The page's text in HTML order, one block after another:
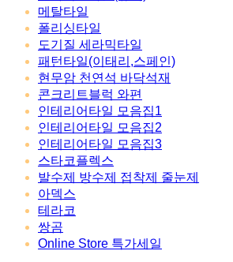
메탈타일
폴리싱타일
도기질 세라믹타일
패턴타일(이태리,스페인)
현무암 천연석 바닥석재
콘크리트블럭 와편
인테리어타일 모음집1
인테리어타일 모음집2
인테리어타일 모음집3
스타코플렉스
발수제 방수제 접착제 줄눈제
아덱스
테라코
쌍곰
Online Store 특가세일